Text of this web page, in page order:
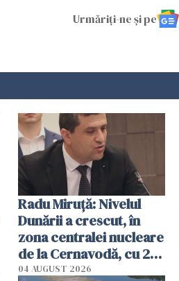
Urmăriți-ne și pe
Radu Miruţă: Nivelul
Dunării a crescut, în
zona centralei nucleare
de la Cernavodă, cu 2
cm faţă de ziua trecută
04 AUGUST 2026